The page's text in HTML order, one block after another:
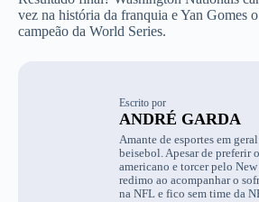
vez na história da franquia e Yan Gomes
campeão da World Series.
Escrito por
ANDRÉ GARDA
Amante de esportes em
beisebol. Apesar de preferir
americano e torcer pelo
redimo ao acompanhar o
na NFL e fico sem time da